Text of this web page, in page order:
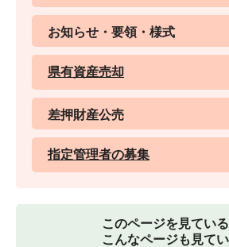
お知らせ・要領・様式
県有資産売却
差押財産公売
指定管理者の募集
このページを見てい
こんなページも見て